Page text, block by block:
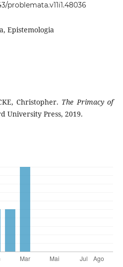
problemata.v11i1.48036
Epistemologia
Christopher. The Primacy of
University Press, 2019.